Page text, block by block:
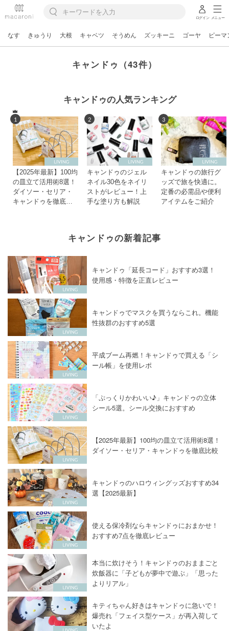
ログイン メニュー
なす きゅうり 大根 キャベツ そうめん ズッキーニ ゴーヤ ピーマ
キャンドゥ（43件）
キャンドゥの人気ランキング
1
【2025年最新】100均
の皿立て活用術8選！
ダイソー・セリア・
キャンドゥを徹底比
2
キャンドゥのジェル
ネイル30色をネイリ
ストがレビュー！上
手な塗り方も解説
3
キャンドゥの旅行グ
ッズで旅を快適に。
定番の必需品や便利
アイテムをご紹介
キャンドゥの新着記事
キャンドゥ「延長コード」おすすめ3選！
使用感・特徴を正直レビュー
キャンドゥでマスクを買うならこれ。機能
性抜群のおすすめ5選
平成ブーム再燃！キャンドゥで買える「シ
ール帳」を使用レポ
「ぷっくりかわいい♪」キャンドゥの立体
シール5選。シール交換におすすめ
【2025年最新】100均の皿立て活用術8選！
ダイソー・セリア・キャンドゥを徹底比較
キャンドゥのハロウィングッズおすすめ34
選【2025最新】
使える保冷剤ならキャンドゥにおまかせ！
おすすめ7点を徹底レビュー
本当に炊けそう！キャンドゥのおままごと
炊飯器に「子どもが夢中で遊ぶ」「思った
よりリアル」
キティちゃん好きはキャンドゥに急いで！
爆売れ「フェイス型ケース」が再入荷して
いたよ